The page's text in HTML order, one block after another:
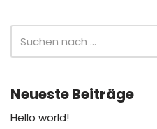
Neueste Beiträge
Hello world!